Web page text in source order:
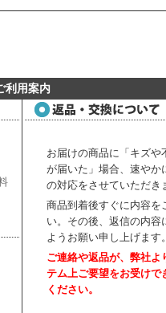
利用案内
お届けの商品に「キズや
が届いた」場合、速やか
の対応をさせていただき
商品到着後すぐに内容を
い。 その後、返信の内容
ようお願い申し上げます。
ご連絡や返品が、弊社よ
テム上ご要望をお受けで
ください。